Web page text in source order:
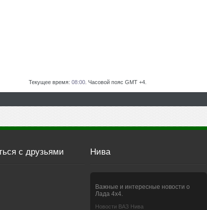
Текущее время: 08:00 . Часовой пояс GMT +4.
с друзьями Нива
Важные и интересные новости о
Лада 4х4.
Новости ВАЗ Нива